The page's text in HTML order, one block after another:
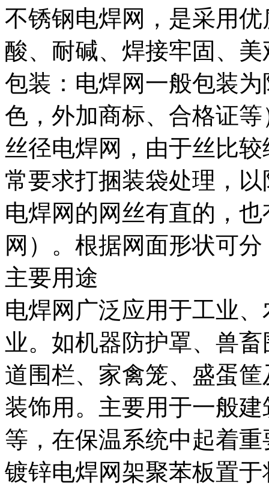
不锈钢电焊网，是采用
酸、耐碱、焊接牢固、
包装：电焊网一般包装
色，外加商标、合格证
丝径电焊网，由于丝比
常要求打捆装袋处理，
电焊网的网丝有直的，
网）。根据网面形状可
主要用途
电焊网广泛应用于工业
业。如机器防护罩、兽
道围栏、家禽笼、盛蛋
装饰用。主要用于一般
等，在保温系统中起着
镀锌电焊网架聚苯板置